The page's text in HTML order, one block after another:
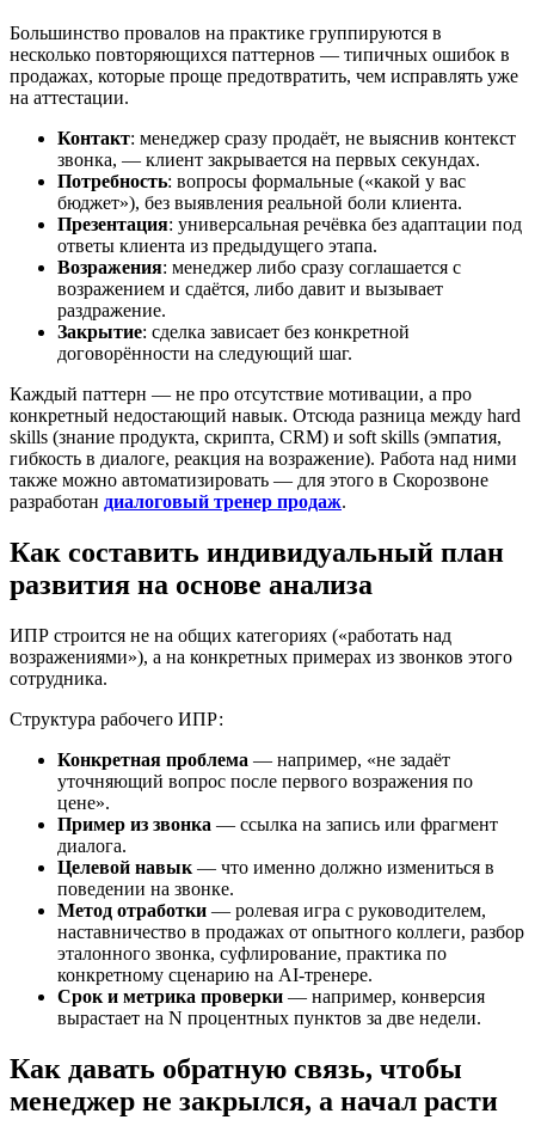
Большинство провалов на практике группируются в
несколько повторяющихся паттернов — типичных ошибок в
продажах, которые проще предотвратить, чем исправлять уже
на аттестации.
Контакт: менеджер сразу продаёт, не выяснив контекст
звонка, — клиент закрывается на первых секундах.
Потребность: вопросы формальные («какой у вас
бюджет»), без выявления реальной боли клиента.
Презентация: универсальная речёвка без адаптации под
ответы клиента из предыдущего этапа.
Возражения: менеджер либо сразу соглашается с
возражением и сдаётся, либо давит и вызывает
раздражение.
Закрытие: сделка зависает без конкретной
договорённости на следующий шаг.
Каждый паттерн — не про отсутствие мотивации, а про
конкретный недостающий навык. Отсюда разница между hard
skills (знание продукта, скрипта, CRM) и soft skills (эмпатия,
гибкость в диалоге, реакция на возражение). Работа над ними
также можно автоматизировать — для этого в Скорозвоне
разработан диалоговый тренер продаж.
Как составить индивидуальный план
развития на основе анализа
ИПР строится не на общих категориях («работать над
возражениями»), а на конкретных примерах из звонков этого
сотрудника.
Структура рабочего ИПР:
Конкретная проблема — например, «не задаёт
уточняющий вопрос после первого возражения по
цене».
Пример из звонка — ссылка на запись или фрагмент
диалога.
Целевой навык — что именно должно измениться в
поведении на звонке.
Метод отработки — ролевая игра с руководителем,
наставничество в продажах от опытного коллеги, разбор
эталонного звонка, суфлирование, практика по
конкретному сценарию на AI-тренере.
Срок и метрика проверки — например, конверсия
вырастает на N процентных пунктов за две недели.
Как давать обратную связь, чтобы
менеджер не закрылся, а начал расти